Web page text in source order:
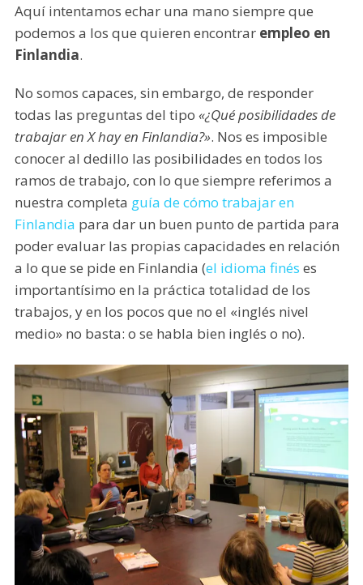
Aquí intentamos echar una mano siempre que
podemos a los que quieren encontrar empleo en
Finlandia.
No somos capaces, sin embargo, de responder
todas las preguntas del tipo «¿Qué posibilidades de
trabajar en X hay en Finlandia?». Nos es imposible
conocer al dedillo las posibilidades en todos los
ramos de trabajo, con lo que siempre referimos a
nuestra completa guía de cómo trabajar en
Finlandia para dar un buen punto de partida para
poder evaluar las propias capacidades en relación
a lo que se pide en Finlandia (el idioma finés es
importantísimo en la práctica totalidad de los
trabajos, y en los pocos que no el «inglés nivel
medio» no basta: o se habla bien inglés o no).